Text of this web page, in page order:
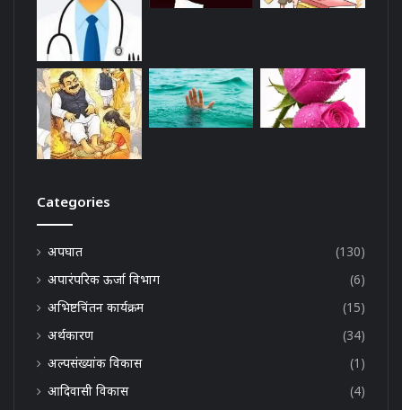
Categories
अपघात
(130)
अपारंपरिक ऊर्जा विभाग
(6)
अभिष्टचिंतन कार्यक्रम
(15)
अर्थकारण
(34)
अल्पसंख्यांक विकास
(1)
आदिवासी विकास
(4)